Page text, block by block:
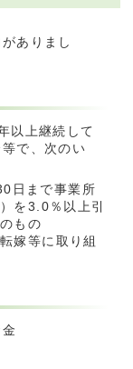
ありまし
以上継続して
で、次のい
日まで事業所
を3.0％以上引
もの
嫁等に取り組